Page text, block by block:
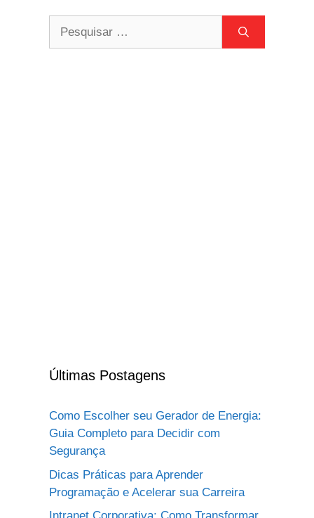
Últimas Postagens
Como Escolher seu Gerador de Energia:
Guia Completo para Decidir com
Segurança
Dicas Práticas para Aprender
Programação e Acelerar sua Carreira